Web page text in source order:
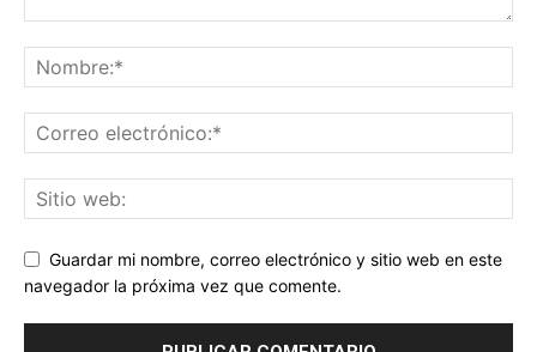
Guardar mi nombre, correo electrónico y sitio web en este
navegador la próxima vez que comente.